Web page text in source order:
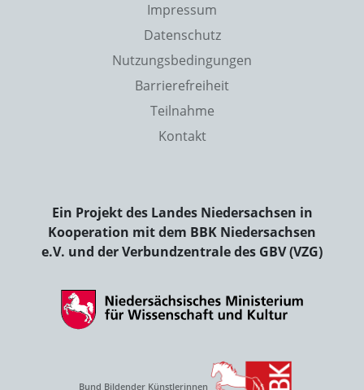
Impressum
Datenschutz
Nutzungsbedingungen
Barrierefreiheit
Teilnahme
Kontakt
Ein Projekt des Landes Niedersachsen in
Kooperation mit dem BBK Niedersachsen
e.V. und der Verbundzentrale des GBV (VZG)
Bund Bildender Künstlerinnen